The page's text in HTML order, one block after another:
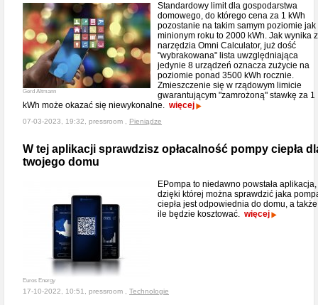
Gerd Altmann
Standardowy limit dla gospodarstwa
domowego, do którego cena za 1 kWh
pozostanie na takim samym poziomie jak
minionym roku to 2000 kWh. Jak wynika z
narzędzia Omni Calculator, już dość
"wybrakowana" lista uwzględniająca
jedynie 8 urządzeń oznacza zużycie na
poziomie ponad 3500 kWh rocznie.
Zmieszczenie się w rządowym limicie
gwarantującym "zamrożoną" stawkę za 1
kWh może okazać się niewykonalne. więcej
07-03-2023, 19:32, pressroom , Pieniądze
W tej aplikacji sprawdzisz opłacalność pompy ciepła
twojego domu
Euros Energy
EPompa to niedawno powstała aplikacja,
dzięki której można sprawdzić jaka
ciepła jest odpowiednia do domu, a także
ile będzie kosztować. więcej
17-10-2022, 10:51, pressroom , Technologie